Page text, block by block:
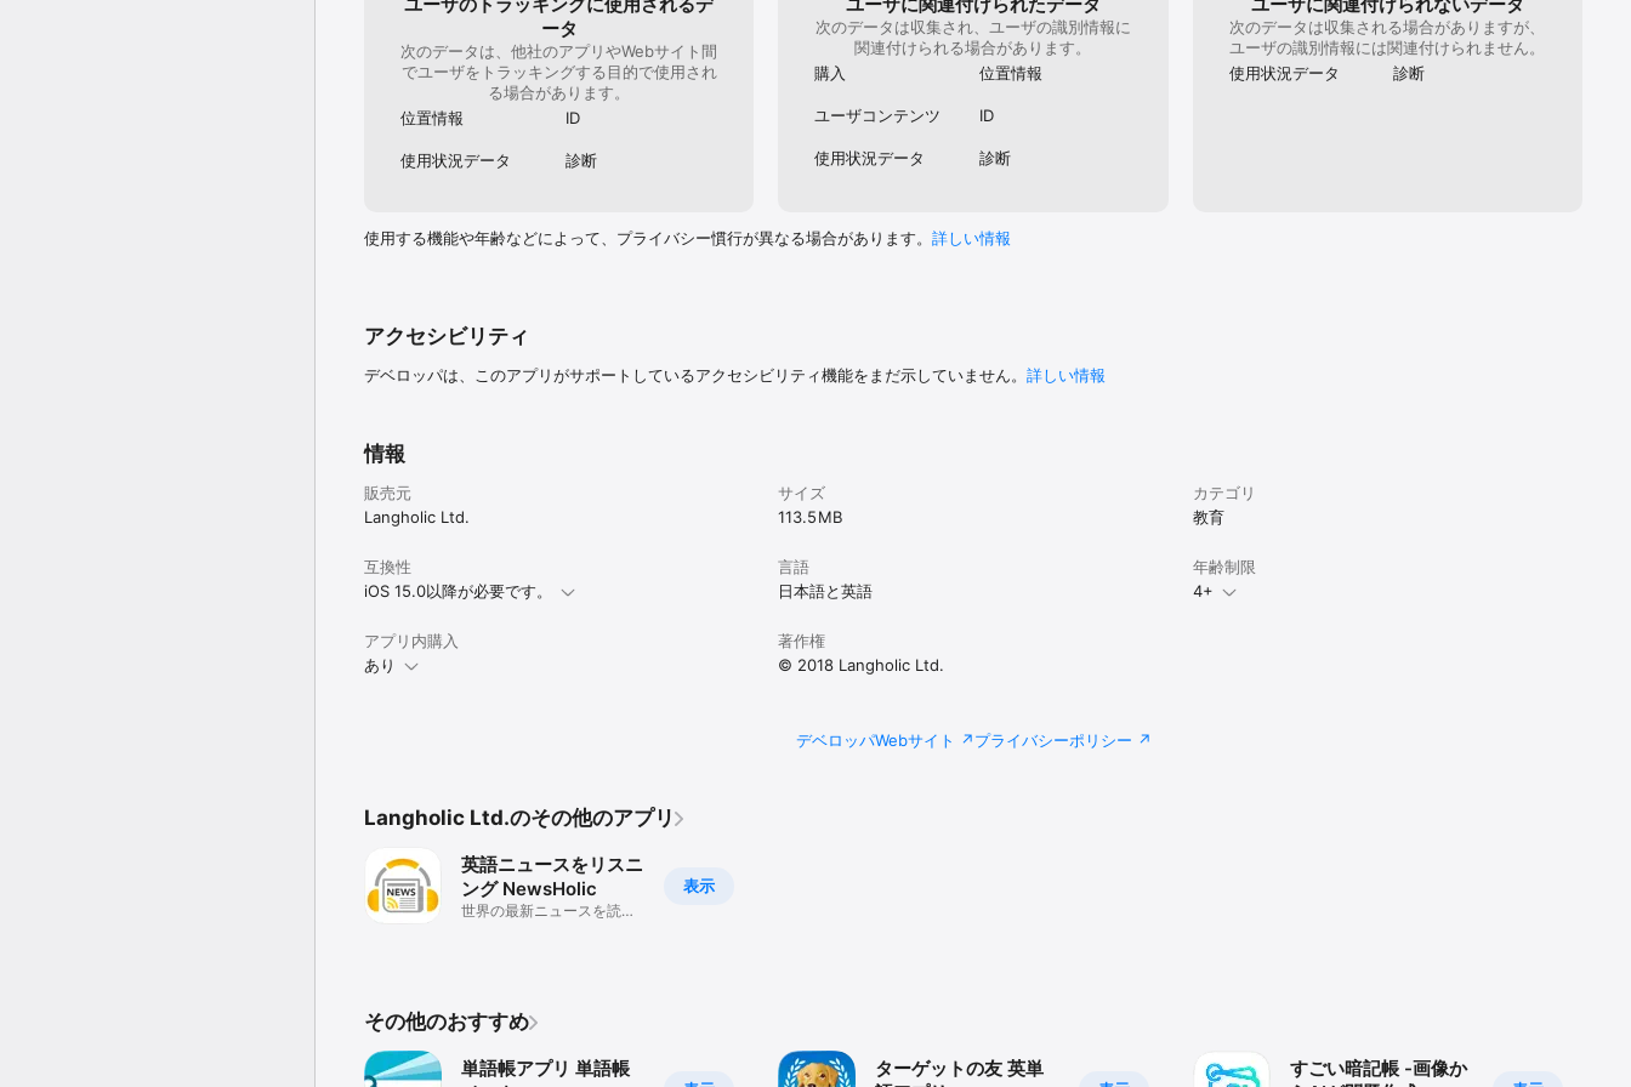
◇主な管理機能◇
● フォルダーで単語カードを整理
（サブフォルダーも複数作成可能、フォルダー移動機能あり）
● キーワードなど条件を設定してフォルダーや単語カードを検索
● 単語カードのバックアップ出力
（友達と単語カードを簡単に共有したり、別端末にインポートできます）
● ファイルをインポートして単語カード作成
（PCでデータ作成して取り込みできます！）
言語ごとに簡単で便利な機能もありますよ！
◇その他の便利機能◇
きます！
● 単語カードの文字寄せ（左、中央、右）や文字サイズも変更できます！
（アプリ画面右上のメニューボタン > [設定] > [カード基本表示設定] よりご利用ください。なお、スライドショ
ーと全画面モードではピンチアウトで文字の拡大縮小も可能です。）
● 長時間利用で目が疲れたときや夜間に最適な「ナイトモード」で背景や文字を暗い色のテーマに設定できます
（アプリ画面右上のメニューボタン > [設定] > [ナイトモード] よりご利用ください。）
● フォルダ内の単語カードを一括編集！
括編集」ボタンが表示されるのでご利用ください。複数カードを選択して一括編集することもできます。）
◇友人に単語カードを共有する方法◇
① アプリ画面右上のメニューボタン > [バックアップ出力] を選択
② アプリの表示に従い、好きな方法（メール添付やiCloud格納など）でフォルダ内の単語カードをファイル出力
し、友人にファイルを共有
◇アップグレード（有料プラン）◇
本アプリは無料でお使いいただけますが、下記のアップグレードプランは有料でご提供しております。もしよ
ユーザのトラッキングに使用されるデ
ータ
次のデータは、他社のアプリやWebサイト間
でユーザをトラッキングする目的で使用され
る場合があります。
位置情報
ID
使用状況データ 診断
ユーザに関連付けられたデータ
次のデータは収集され、ユーザの識別情報に
関連付けられる場合があります。
購入
位置情報
ユーザコンテンツ ID
使用状況データ 診断
ユーザに関連付けられないデータ
次のデータは収集される場合がありますが、
ユーザの識別情報には関連付けられません。
使用状況データ
診断
使用する機能や年齢などによって、プライバシー慣行が異なる場合があります。 詳しい情報
アクセシビリティ
デベロッパは、このアプリがサポートしているアクセシビリティ機能をまだ示していません。 詳しい情報
情報
販売元
Langholic Ltd.
サイズ
113.5 MB
カテゴリ
教育
互換性
iOS 15.0以降が必要です。
言語
日本語と英語
年齢制限
4+
アプリ内購入
あり
著作権
© 2018 Langholic Ltd.
デベロッパWebサイト プライバシーポリシー
Langholic Ltd.のその他のアプリ
表示
英語ニュースをリスニ
ング NewsHolic
世界の最新ニュースを読ん
その他のおすすめ
単語帳アプリ 単語帳
ターゲットの友 英単
すごい暗記帳 -画像か